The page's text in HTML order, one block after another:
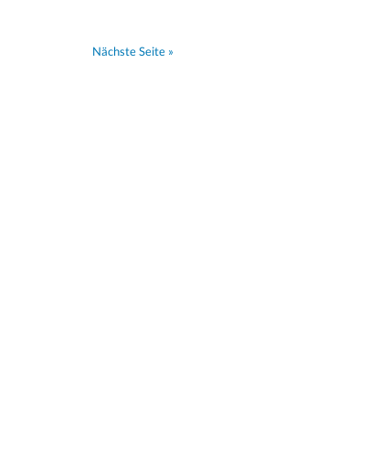
Nächste Seite »